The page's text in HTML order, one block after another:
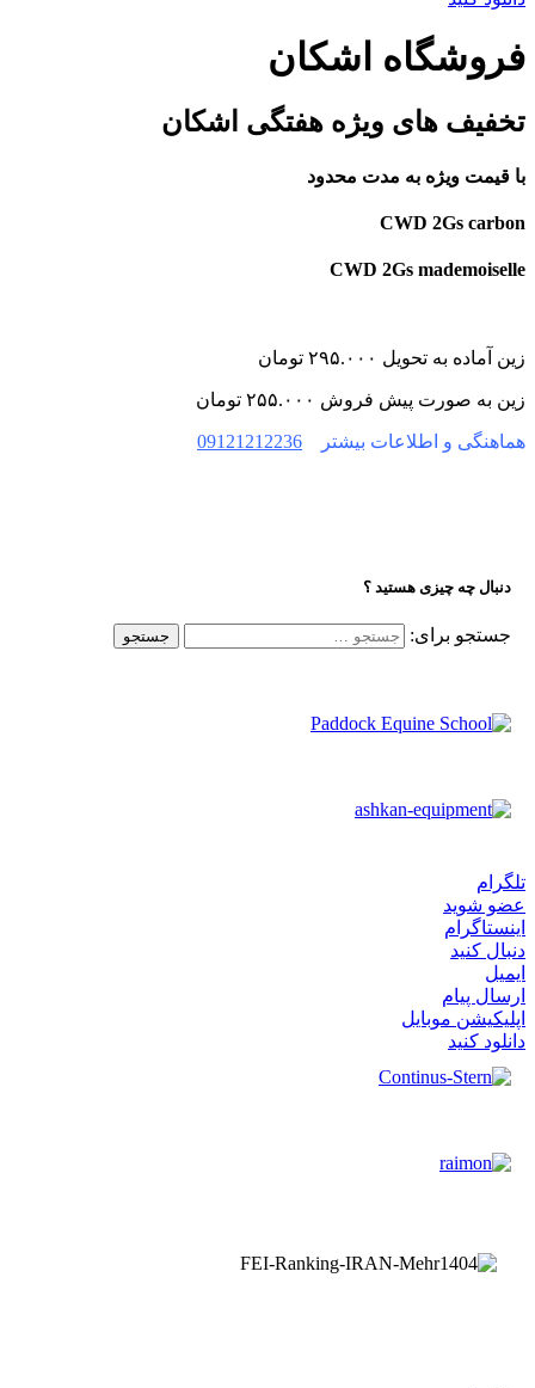
فروشگاه اشکان
تخفیف های ویژه هفتگی اشکان
با قیمت ویژه به مدت محدود
CWD 2Gs carbon
CWD 2Gs mademoiselle
زین آماده به تحویل ۲۹۵.۰۰۰ تومان
زین به صورت پیش فروش ۲۵۵.۰۰۰ تومان
هماهنگی و اطلاعات بیشتر 09121212236
دنبال چه چیزی هستید ؟
جستجو برای:
تلگرام
عضو شوید
اینستاگرام
دنبال کنید
ایمیل
ارسال پیام
اپلیکیشن موبایل
دانلود کنید